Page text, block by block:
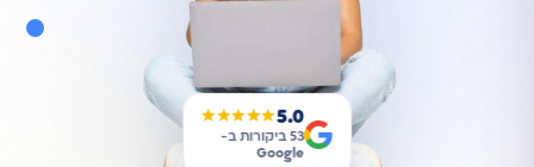
5.0
★★★★★
53 ביקורות ב-
Google